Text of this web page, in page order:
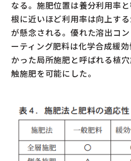
なる。施肥位置は養分利用率と
根に近いほど利用率は向上す
が懸念される。優れた溶出コ
ーティング肥料は化学合成緩
かった局所施肥と呼ばれる植
触施肥を可能にした。